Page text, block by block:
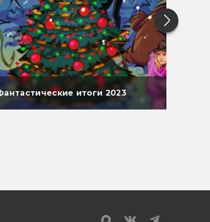
итоги 2023